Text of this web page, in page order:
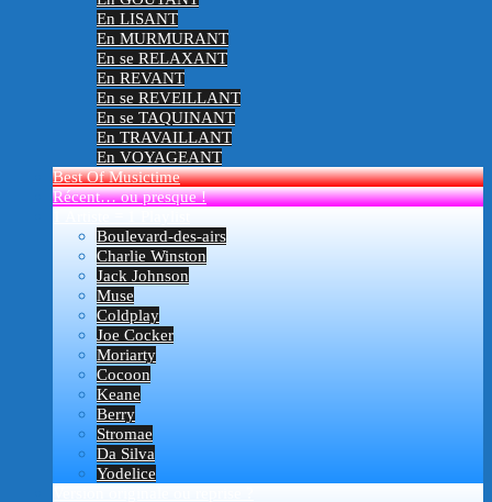
En LISANT
En MURMURANT
En se RELAXANT
En REVANT
En se REVEILLANT
En se TAQUINANT
En TRAVAILLANT
En VOYAGEANT
Best Of Musictime
Récent… ou presque !
Boulevard-des-airs
Charlie Winston
Jack Johnson
Muse
Coldplay
Joe Cocker
Moriarty
Cocoon
Keane
Berry
Stromae
Da Silva
Yodelice